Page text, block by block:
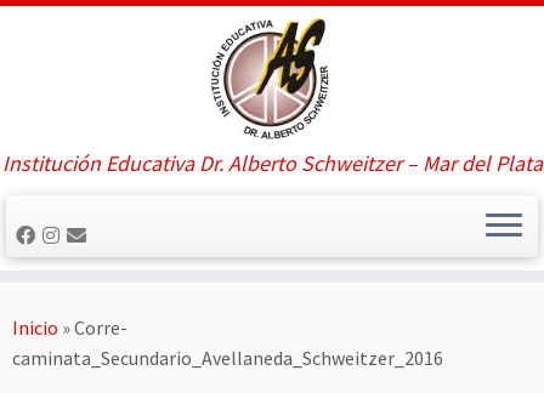
Saltar
Institución Educativa Dr. Alberto Schweitzer – Mar del Plata
Inicio »Corre-
caminata_Secundario_Avellaneda_Schweitzer_2016